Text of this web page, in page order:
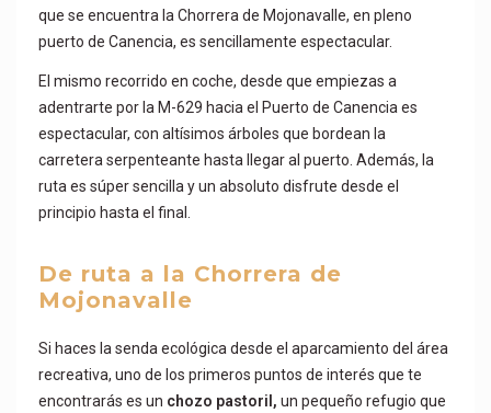
que se encuentra la Chorrera de Mojonavalle, en pleno
puerto de Canencia, es sencillamente espectacular.
El mismo recorrido en coche, desde que empiezas a
adentrarte por la M-629 hacia el Puerto de Canencia es
espectacular, con altísimos árboles que bordean la
carretera serpenteante hasta llegar al puerto. Además, la
ruta es súper sencilla y un absoluto disfrute desde el
principio hasta el final.
De ruta a la Chorrera de
Mojonavalle
Si haces la senda ecológica desde el aparcamiento del área
recreativa, uno de los primeros puntos de interés que te
encontrarás es un chozo pastoril, un pequeño refugio que